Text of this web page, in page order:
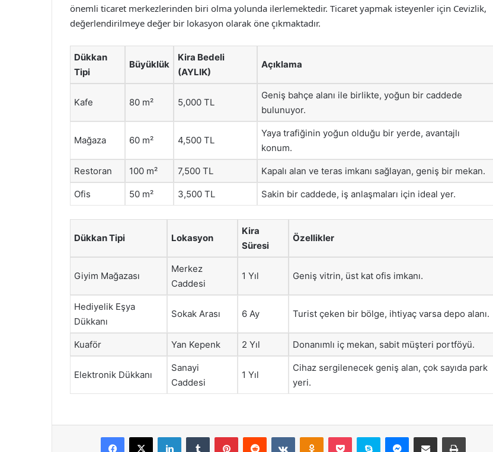
önemli ticaret merkezlerinden biri olma yolunda ilerlemektedir. Ticaret yapmak isteyenler için Cevizlik,
değerlendirilmeye değer bir lokasyon olarak öne çıkmaktadır.
Dükkan
Tipi
Büyüklük
Kira Bedeli
(AYLIK)
Açıklama
Kafe 80 m² 5,000 TL
Geniş bahçe alanı ile birlikte, yoğun bir caddede
bulunuyor.
Mağaza 60 m² 4,500 TL
Yaya trafiğinin yoğun olduğu bir yerde, avantajlı
konum.
Restoran 100 m² 7,500 TL Kapalı alan ve teras imkanı sağlayan, geniş bir mekan.
Ofis 50 m² 3,500 TL Sakin bir caddede, iş anlaşmaları için ideal yer.
Dükkan Tipi Lokasyon
Kira
Süresi
Özellikler
Giyim Mağazası
Merkez
Caddesi
1 Yıl Geniş vitrin, üst kat ofis imkanı.
Hediyelik Eşya
Dükkanı
Sokak Arası 6 Ay Turist çeken bir bölge, ihtiyaç varsa depo alanı.
Kuaför Yan Kepenk 2 Yıl Donanımlı iç mekan, sabit müşteri portföyü.
Elektronik Dükkanı
Sanayi
Caddesi
1 Yıl
Cihaz sergilenecek geniş alan, çok sayıda park
yeri.
Facebook
X LinkedInTumblr PinterestReddit VKontakteOdnoklassniki
Pocket Skype Messenger
E-Posta ile paylaş Yazdır